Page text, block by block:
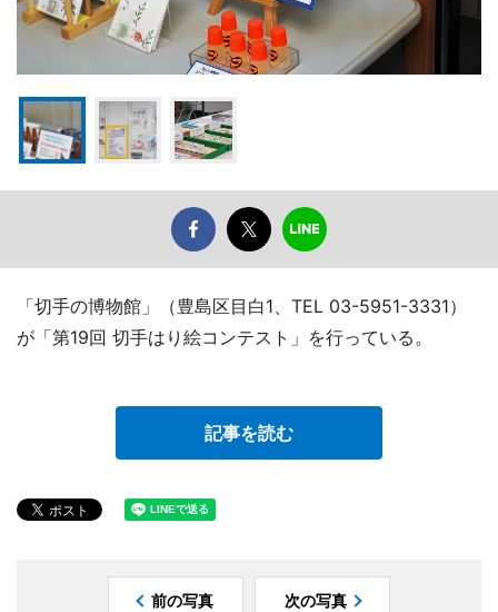
「切手の博物館」（豊島区目白1、TEL 03-5951-3331）
が「第19回 切手はり絵コンテスト」を行っている。
記事を読む
前の写真 次の写真